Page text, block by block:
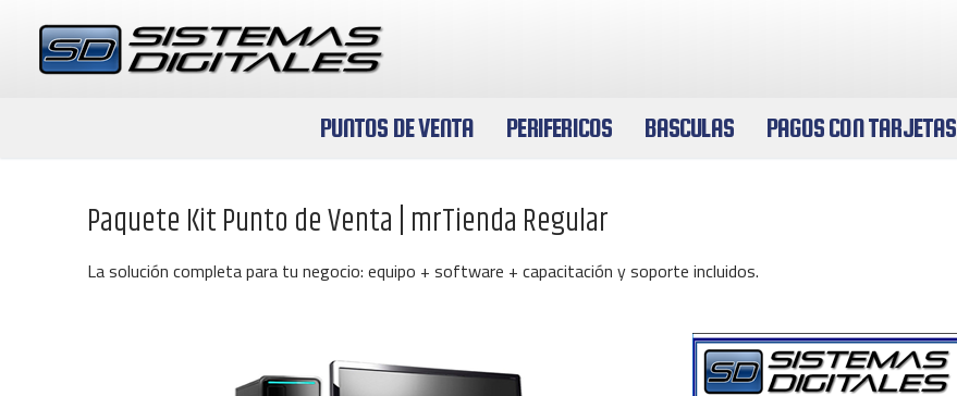
contenido
PUNTOS DE VENTA PERIFERICOS BASCULAS PAGOS CON TARJETAS
PUNTOS DE VENTA
PERIFERICOS
Paquete Kit Punto de Venta | mrTienda Regular
La solución completa para tu negocio: equipo + software + capacitación y soporte incluidos.